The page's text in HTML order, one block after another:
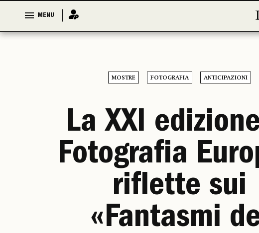
MENU
MENU
MOSTRE FOTOGRAFIA ANTICIPAZIONI
La XXI
Fotografia
riflette sui
«Fantasmi